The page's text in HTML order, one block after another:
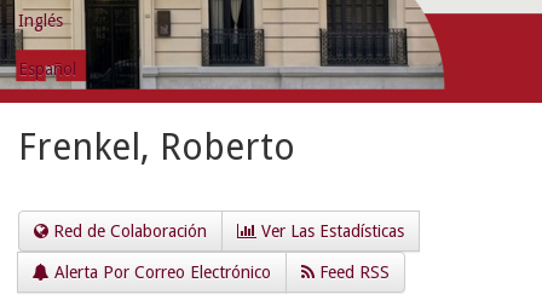
Inglés
Español
Frenkel, Roberto
Red de Colaboración Ver Las Estadísticas
Alerta Por Correo Electrónico Feed RSS